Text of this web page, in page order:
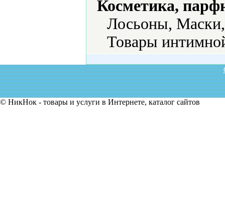
Косметика,
Лосьоны,
Товары
© НикНок - товары и услуги в Интернете, каталог сайтов